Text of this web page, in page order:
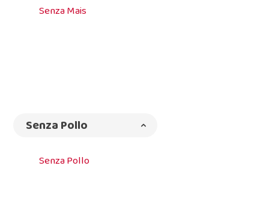
Senza Mais
Senza Pollo
Senza Pollo